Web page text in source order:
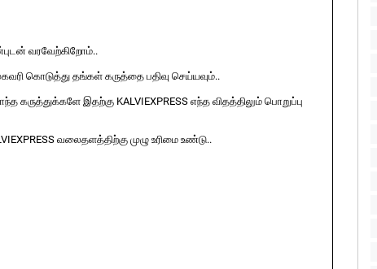
வரவேற்கிறோம்..
கொடுத்து தங்கள் கருத்தை பதிவு செய்யவும்..
கருத்துக்களே இதற்கு KALVIEXPRESS எந்த விதத்திலும் பொறுப்பு
வலைதளத்திற்கு முழு உரிமை உண்டு..